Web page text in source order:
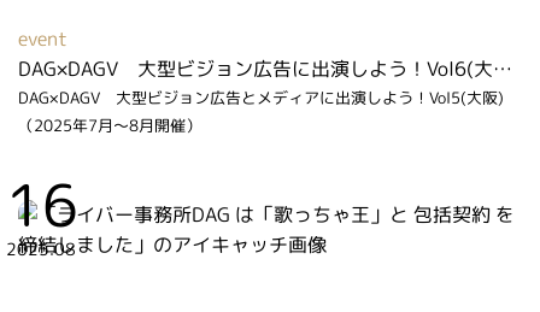
event
DAG×DAGV 大型ビジョン広告に出演しよう！Vol6(大阪)（2026年6月～7月開催）
DAG×DAGV 大型ビジョン広告とメディアに出演しよう！Vol5(大阪)
（2025年7月～8月開催）
16
2025.08